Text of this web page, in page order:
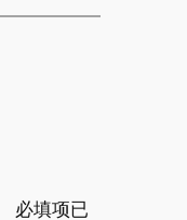
必填项已